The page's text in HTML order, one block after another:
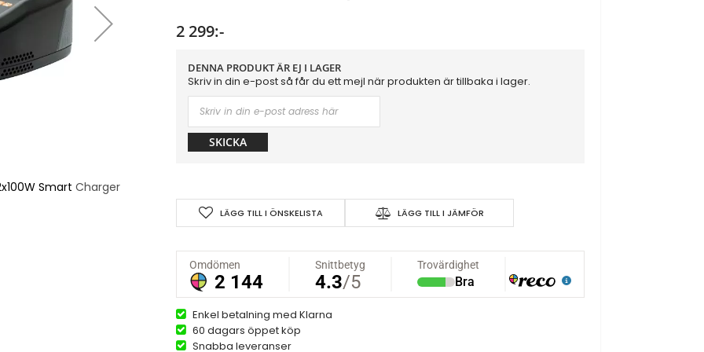
Smart Charger
2 299:-
DENNA PRODUKT ÄR EJ I LAGER
Skriv in din e-post så får du ett mejl när produkten är tillbaka i lager.
SKICKA
LÄGG TILL I ÖNSKELISTA LÄGG TILL I JÄMFÖR
Enkel betalning med Klarna
60 dagars öppet köp
Snabba leveranser